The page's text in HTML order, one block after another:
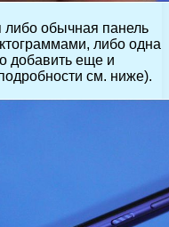
либо обычная панель
либо одна
добавить еще и
см. ниже).